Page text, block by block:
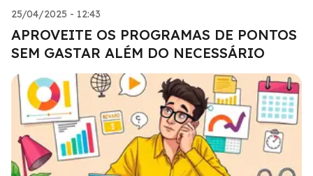
25/04/2025 - 12:43
APROVEITE OS PROGRAMAS DE PONTOS
SEM GASTAR ALÉM DO NECESSÁRIO